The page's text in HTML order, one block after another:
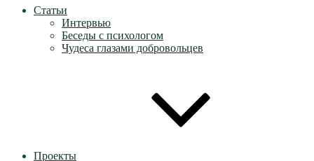
Статьи
Интервью
Беседы с психологом
Чудеса глазами добровольцев
Проекты